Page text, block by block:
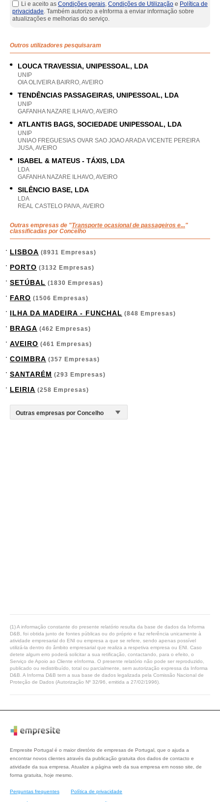
Li e aceito as Condições gerais, Condições de Utilização e Política de
privacidade. Também autorizo a eInforma a enviar informação sobre
atualizações e melhorias do serviço.
Outros utilizadores pesquisaram
LOUCA TRAVESSIA, UNIPESSOAL, LDA
UNIP
OIA OLIVEIRA BAIRRO, AVEIRO
TENDÊNCIAS PASSAGEIRAS, UNIPESSOAL, LDA
UNIP
GAFANHA NAZARE ILHAVO, AVEIRO
ATLANTIS BAGS, SOCIEDADE UNIPESSOAL, LDA
UNIP
UNIAO FREGUESIAS OVAR SAO JOAO ARADA VICENTE PEREIRA
JUSA, AVEIRO
ISABEL & MATEUS - TÁXIS, LDA
LDA
GAFANHA NAZARE ILHAVO, AVEIRO
SILÊNCIO BASE, LDA
LDA
REAL CASTELO PAIVA, AVEIRO
Outras empresas de "Transporte ocasional de passageiros e..."
classificadas por Concelho
LISBOA (8931 Empresas)
PORTO (3132 Empresas)
SETÚBAL (1830 Empresas)
FARO (1506 Empresas)
ILHA DA MADEIRA - FUNCHAL (848 Empresas)
BRAGA (462 Empresas)
AVEIRO (461 Empresas)
COIMBRA (357 Empresas)
SANTARÉM (293 Empresas)
LEIRIA (258 Empresas)
(1) A informação constante do presente relatório resulta da base de dados da Informa
D&B, foi obtida junto de fontes públicas ou do próprio e faz referência unicamente à
atividade empresarial do ENI ou empresa a que se refere, sendo apenas possível
utilizá-la dentro do âmbito empresarial que realiza a respetiva empresa ou ENI. Caso
detete algum erro poderá solicitar a sua retificação, contactando, para o efeito, o
Serviço de Apoio ao Cliente eInforma. O presente relatório não pode ser reproduzido,
publicado ou redistribuído, total ou parcialmente, sem autorização expressa da Informa
D&B. A Informa D&B tem a sua base de dados legalizada pela Comissão Nacional de
Proteção de Dados (Autorização Nº 32/96, emitida a 27/02/1996).
Empresite Portugal é o maior diretório de empresas de Portugal, que o ajuda a
encontrar novos clientes através da publicação gratuita dos dados de contacto e
atividade da sua empresa. Atualize a página web da sua empresa em nosso site, de
forma gratuita, hoje mesmo.
Perguntas frequentes Política de privacidade